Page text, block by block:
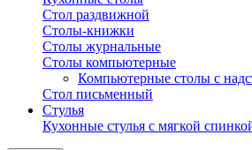
Стол раздвижной
Столы-книжки
Столы журнальные
Столы компьютерные
Компьютерные столы с
Стол письменный
Стулья
Кухонные стулья с мягкой